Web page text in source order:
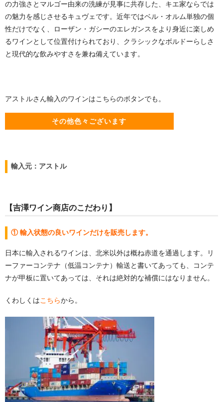
の力強さとマルゴー由来の洗練が見事に共存した、キエ家ならでは
の魅力を感じさせるキュヴェです。近年ではベル・オルム単独の個
性だけでなく、ローザン・ガシーのエレガンスをより身近に楽しめ
るワインとして位置付けられており、クラシックなボルドーらしさ
と現代的な飲みやすさを兼ね備えています。
アストルさん輸入のワインはこちらのボタンでも。
その他色々ございます
輸入元：アストル
【吉澤ワイン商店のこだわり】
① 輸入状態の良いワインだけを販売します。
日本に輸入されるワインは、北米以外は概ね赤道を通過します。リ
ーファーコンテナ（低温コンテナ）輸送と書いてあっても、コンテ
ナが甲板に置いてあっては、それは絶対的な補償にはなりません。
くわしくはこちらから。